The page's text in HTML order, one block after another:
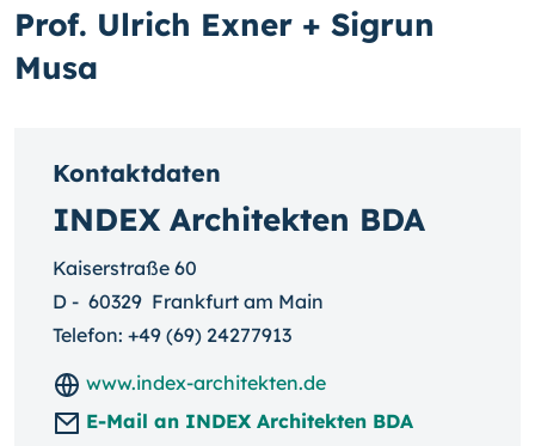
Prof. Ulrich Exner + Sigrun
Musa
Kontaktdaten
INDEX Architekten BDA
Kaiserstraße 60
D - 60329 Frankfurt am Main
Telefon: +49 (69) 24277913
www.index-architekten.de
E-Mail an INDEX Architekten BDA